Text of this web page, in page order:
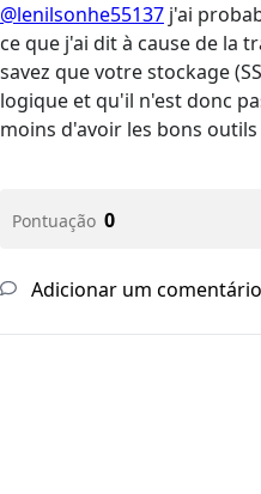
@lenilsonhe55137 j'ai
ce que j'ai dit à cause de la
savez que votre stockage
logique et qu'il n'est donc
moins d'avoir les bons
Pontuação 0
Adicionar um comentário